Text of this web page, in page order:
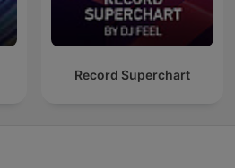
Record Superchart